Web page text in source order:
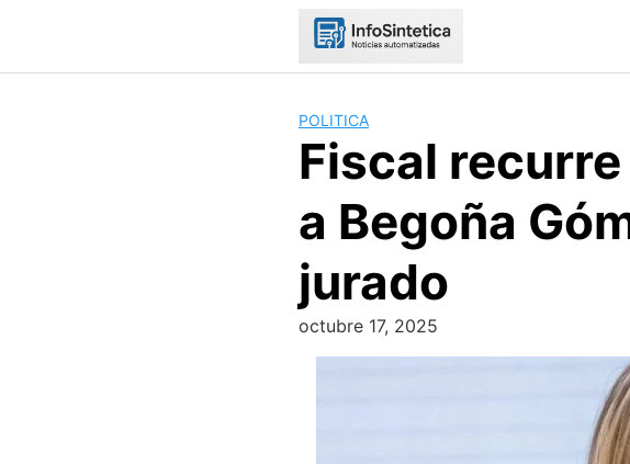
POLITICA
Fiscal
a Begoña
jurado
octubre 17, 2025